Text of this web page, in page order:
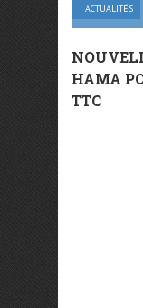
ACTUALITÉS
HAMA
TTC